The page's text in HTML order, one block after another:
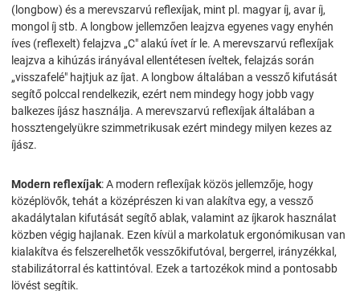
(longbow) és a merevszarvú reflexíjak, mint pl. magyar íj, avar íj,
mongol íj stb. A longbow jellemzően leajzva egyenes vagy enyhén
íves (reflexelt) felajzva „C" alakú ívet ír le. A merevszarvú reflexíjak
leajzva a kihúzás irányával ellentétesen íveltek, felajzás során
„visszafelé" hajtjuk az íjat. A longbow általában a vessző kifutását
segítő polccal rendelkezik, ezért nem mindegy hogy jobb vagy
balkezes íjász használja. A merevszarvú reflexíjak általában a
hossztengelyükre szimmetrikusak ezért mindegy milyen kezes az
íjász.
Modern reflexíjak: A modern reflexíjak közös jellemzője, hogy
középlövők, tehát a középrészen ki van alakítva egy, a vessző
akadálytalan kifutását segítő ablak, valamint az íjkarok használat
közben végig hajlanak. Ezen kívül a markolatuk ergonómikusan van
kialakítva és felszerelhetők vesszőkifutóval, bergerrel, irányzékkal,
stabilizátorral és kattintóval. Ezek a tartozékok mind a pontosabb
lövést segítik.